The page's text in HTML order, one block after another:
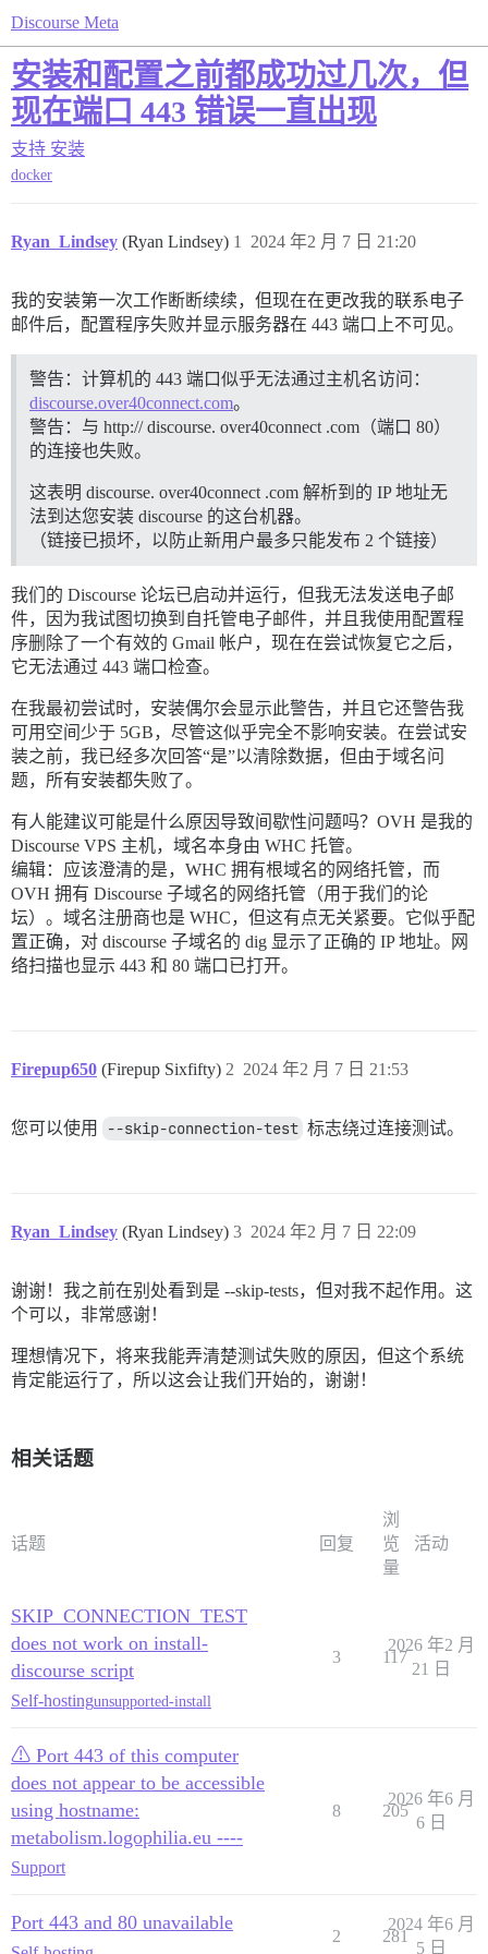
Discourse Meta
安装和配置之前都成功过几次，但
现在端口 443 错误一直出现
支持 安装
docker
Ryan_Lindsey (Ryan Lindsey) 2024 年2 月 7 日 21:20
1
我的安装第一次工作断断续续，但现在在更改我的联系电子
邮件后，配置程序失败并显示服务器在 443 端口上不可见。
警告：计算机的 443 端口似乎无法通过主机名访问：
discourse.over40connect.com。
警告：与 http:// discourse. over40connect .com（端口 80）
的连接也失败。
这表明 discourse. over40connect .com 解析到的 IP 地址无
法到达您安装 discourse 的这台机器。
（链接已损坏，以防止新用户最多只能发布 2 个链接）
我们的 Discourse 论坛已启动并运行，但我无法发送电子邮
件，因为我试图切换到自托管电子邮件，并且我使用配置程
序删除了一个有效的 Gmail 帐户，现在在尝试恢复它之后，
它无法通过 443 端口检查。
在我最初尝试时，安装偶尔会显示此警告，并且它还警告我
可用空间少于 5GB，尽管这似乎完全不影响安装。在尝试安
装之前，我已经多次回答“是”以清除数据，但由于域名问
题，所有安装都失败了。
有人能建议可能是什么原因导致间歇性问题吗？OVH 是我的
Discourse VPS 主机，域名本身由 WHC 托管。
编辑：应该澄清的是，WHC 拥有根域名的网络托管，而
OVH 拥有 Discourse 子域名的网络托管（用于我们的论
坛）。域名注册商也是 WHC，但这有点无关紧要。它似乎配
置正确，对 discourse 子域名的 dig 显示了正确的 IP 地址。网
络扫描也显示 443 和 80 端口已打开。
Firepup650 (Firepup Sixfifty) 2024 年2 月 7 日 21:53
2
您可以使用 --skip-connection-test 标志绕过连接测试。
Ryan_Lindsey (Ryan Lindsey) 2024 年2 月 7 日 22:09
3
谢谢！我之前在别处看到是 --skip-tests，但对我不起作用。这
个可以，非常感谢！
理想情况下，将来我能弄清楚测试失败的原因，但这个系统
肯定能运行了，所以这会让我们开始的，谢谢！
相关话题
话题 回复
浏
览
量
活动
SKIP_CONNECTION_TEST
does not work on install-
discourse script
Self-hostingunsupported-install
3 117
2026 年2 月
21 日
⚠ Port 443 of this computer
does not appear to be accessible
using hostname:
metabolism.logophilia.eu ----
Support
8 205
2026 年6 月
6 日
Port 443 and 80 unavailable
2 281
2024 年6 月
5 日